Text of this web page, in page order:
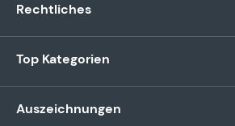
Rechtliches
Top Kategorien
Auszeichnungen